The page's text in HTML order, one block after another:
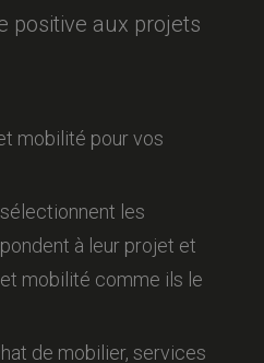
positive aux projets
mobilité pour vos
les
à leur projet et
mobilité comme ils le
de mobilier, services